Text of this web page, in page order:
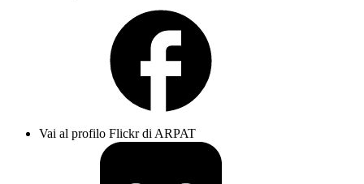
Vai al profilo Flickr di ARPAT